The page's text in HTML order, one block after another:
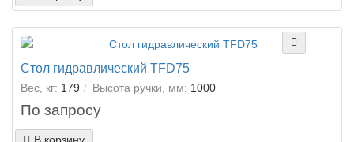
Стол гидравлический TFD75
Вес, кг: 179 Высота ручки, мм: 1000
По запросу
В корзину